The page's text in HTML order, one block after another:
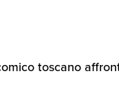
toscano